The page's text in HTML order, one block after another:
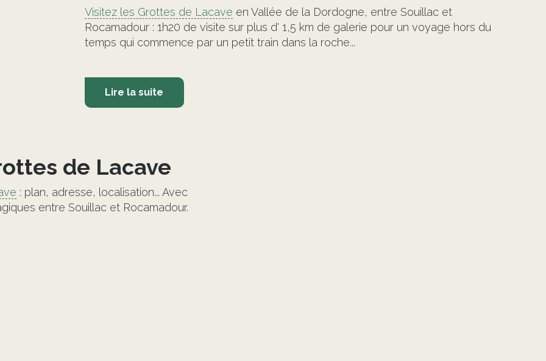
Visitez les Grottes de Lacave en Vallée de la Dordogne, entre Souillac et
Rocamadour : 1h20 de visite sur plus d' 1,5 km de galerie pour un voyage hors du
temps qui commence par un petit train dans la roche...
Lire la suite
de Lacave
: plan, adresse, localisation... Avec
entre Souillac et Rocamadour.